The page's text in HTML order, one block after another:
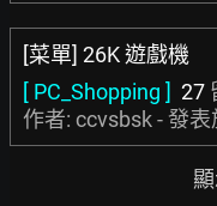
[菜單] 26K 遊戲機
[ PC_Shopping ] 27
作者: ccvsbsk - 發表